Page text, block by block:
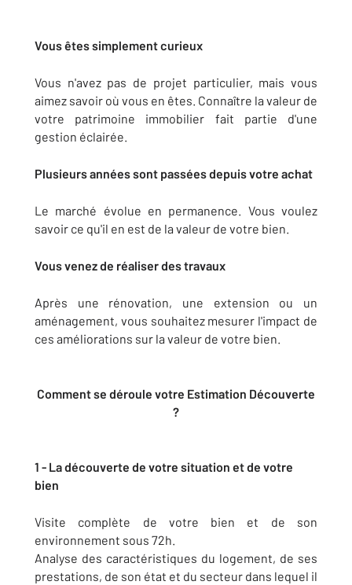
Vous êtes simplement curieux
Vous n'avez pas de projet particulier, mais vous
aimez savoir où vous en êtes. Connaître la valeur de
votre patrimoine immobilier fait partie d'une
gestion éclairée.
Plusieurs années sont passées depuis votre achat
Le marché évolue en permanence. Vous voulez
savoir ce qu'il en est de la valeur de votre bien.
Vous venez de réaliser des travaux
Après une rénovation, une extension ou un
aménagement, vous souhaitez mesurer l'impact de
ces améliorations sur la valeur de votre bien.
Comment se déroule votre Estimation Découverte
?
1 - La découverte de votre situation et de votre
bien
Visite complète de votre bien et de son
environnement sous 72h.
Analyse des caractéristiques du logement, de ses
prestations, de son état et du secteur dans lequel il